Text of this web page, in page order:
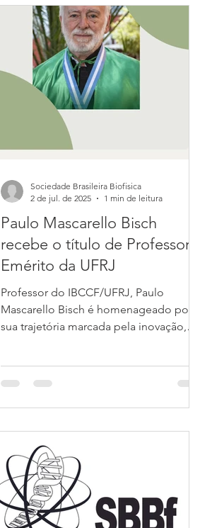
Paulo Mascarello Bisch
recebe o título de Professor
Emérito da UFRJ
Professor do IBCCF/UFRJ, Paulo
Mascarello Bisch é homenageado por
sua trajetória marcada pela inovação,
Sociedade Brasileira Biofisica
2 de jul. de 2025
1 min de leitura